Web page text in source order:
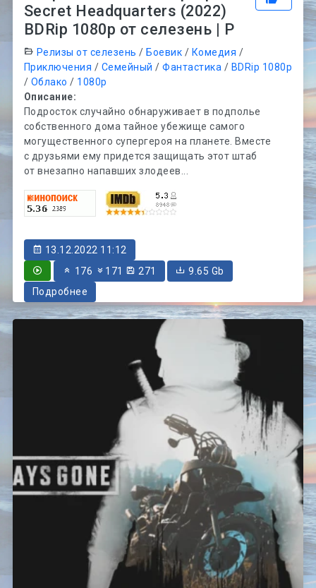
Secret Headquarters (2022)
BDRip 1080p от селезень | P
Релизы от селезень / Боевик / Комедия /
Приключения / Семейный /Фантастика / BDRip 1080p
/ Облако / 1080p
Описание:
Подросток случайно обнаруживает в подполье
собственного дома тайное убежище самого
могущественного супергероя на планете. Вместе
с друзьями ему придется защищать этот штаб
от внезапно напавших злодеев...
13.12.2022 11:12
176
171 271
9.65 Gb
Подробнее